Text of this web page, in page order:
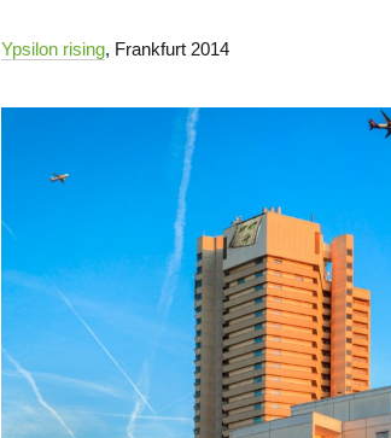
Ypsilon rising, Frankfurt 2014